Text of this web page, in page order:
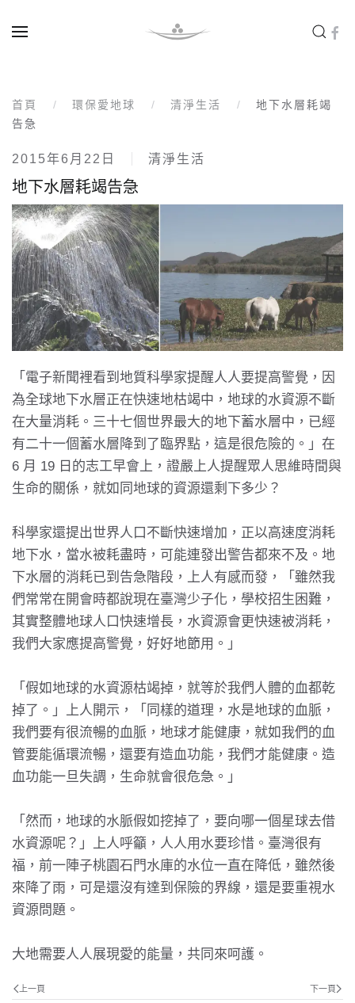
首頁 環保愛地球 清淨生活
地下水層耗竭
告急
2015年6月22日 清淨生活
地下水層耗竭告急
「電子新聞裡看到地質科學家提醒人人要提高警覺，因
為全球地下水層正在快速地枯竭中，地球的水資源不斷
在大量消耗。三十七個世界最大的地下蓄水層中，已經
有二十一個蓄水層降到了臨界點，這是很危險的。」在
6 月 19 日的志工早會上，證嚴上人提醒眾人思維時間與
生命的關係，就如同地球的資源還剩下多少？
科學家還提出世界人口不斷快速增加，正以高速度消耗
地下水，當水被耗盡時，可能連發出警告都來不及。地
下水層的消耗已到告急階段，上人有感而發，「雖然我
們常常在開會時都說現在臺灣少子化，學校招生困難，
其實整體地球人口快速增長，水資源會更快速被消耗，
我們大家應提高警覺，好好地節用。」
「假如地球的水資源枯竭掉，就等於我們人體的血都乾
掉了。」上人開示，「同樣的道理，水是地球的血脈，
我們要有很流暢的血脈，地球才能健康，就如我們的血
管要能循環流暢，還要有造血功能，我們才能健康。造
血功能一旦失調，生命就會很危急。」
「然而，地球的水脈假如挖掉了，要向哪一個星球去借
水資源呢？」上人呼籲，人人用水要珍惜。臺灣很有
福，前一陣子桃園石門水庫的水位一直在降低，雖然後
來降了雨，可是還沒有達到保險的界線，還是要重視水
資源問題。
大地需要人人展現愛的能量，共同來呵護。
上一頁 下一頁